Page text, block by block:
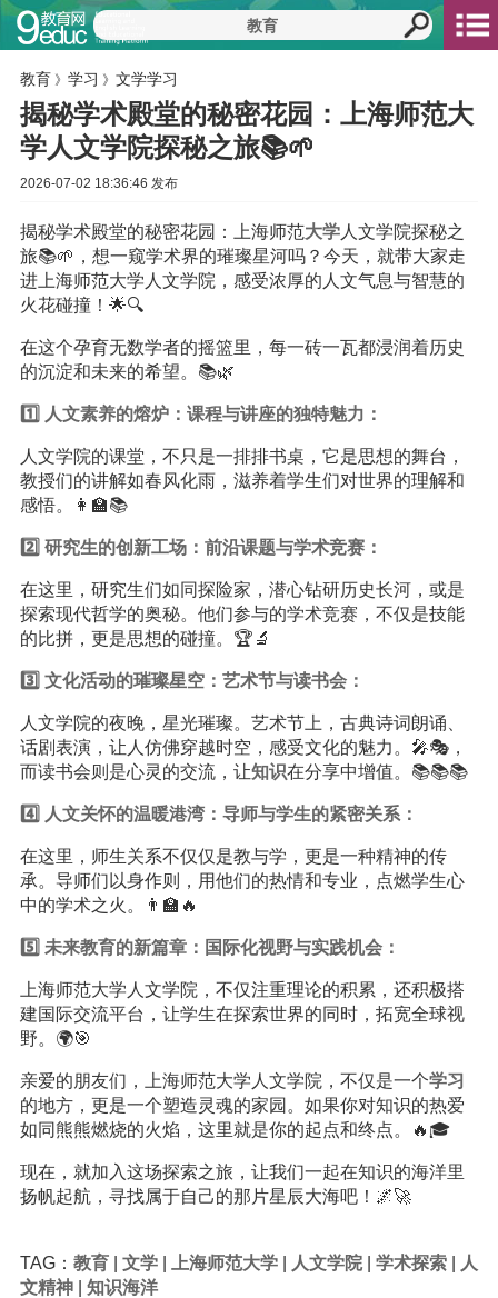
教育 》 学习 》 文学学习
揭秘学术殿堂的秘密花园：上海师范大
学人文学院探秘之旅📚🌱
2026-07-02 18:36:46 发布
揭秘学术殿堂的秘密花园：上海师范大学人文学院探秘之
旅📚🌱，想一窥学术界的璀璨星河吗？今天，就带大家走
进上海师范大学人文学院，感受浓厚的人文气息与智慧的
火花碰撞！🌟🔍
在这个孕育无数学者的摇篮里，每一砖一瓦都浸润着历史
的沉淀和未来的希望。📚🌿
1️⃣ 人文素养的熔炉：课程与讲座的独特魅力：
人文学院的课堂，不只是一排排书桌，它是思想的舞台，
教授们的讲解如春风化雨，滋养着学生们对世界的理解和
感悟。👩‍🏫📚
2️⃣ 研究生的创新工场：前沿课题与学术竞赛：
在这里，研究生们如同探险家，潜心钻研历史长河，或是
探索现代哲学的奥秘。他们参与的学术竞赛，不仅是技能
的比拼，更是思想的碰撞。🏆🔬
3️⃣ 文化活动的璀璨星空：艺术节与读书会：
人文学院的夜晚，星光璀璨。艺术节上，古典诗词朗诵、
话剧表演，让人仿佛穿越时空，感受文化的魅力。🎤🎭，
而读书会则是心灵的交流，让知识在分享中增值。📚📚📚
4️⃣ 人文关怀的温暖港湾：导师与学生的紧密关系：
在这里，师生关系不仅仅是教与学，更是一种精神的传
承。导师们以身作则，用他们的热情和专业，点燃学生心
中的学术之火。👨‍🏫🔥
5️⃣ 未来教育的新篇章：国际化视野与实践机会：
上海师范大学人文学院，不仅注重理论的积累，还积极搭
建国际交流平台，让学生在探索世界的同时，拓宽全球视
野。🌍🎯
亲爱的朋友们，上海师范大学人文学院，不仅是一个学习
的地方，更是一个塑造灵魂的家园。如果你对知识的热爱
如同熊熊燃烧的火焰，这里就是你的起点和终点。🔥🎓
现在，就加入这场探索之旅，让我们一起在知识的海洋里
扬帆起航，寻找属于自己的那片星辰大海吧！🌌🚀
TAG： 教育| 文学| 上海师范大学| 人文学院| 学术探索|
人
文精神| 知识海洋